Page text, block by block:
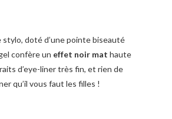
stylo, doté d’une pointe biseauté
confère un effet noir mat haute
d’eye-liner très fin, et rien de
qu’il vous faut les filles !